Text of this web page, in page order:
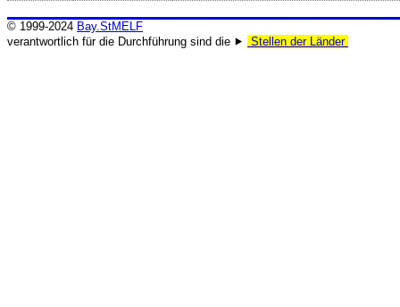
© 1999-2024 Bay.StMELF
verantwortlich für die Durchführung sind die ⯈
Stellen der Länder